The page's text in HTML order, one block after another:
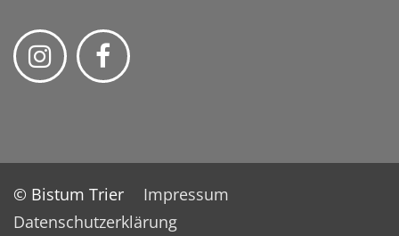
© Bistum Trier
Impressum
Datenschutzerklärung